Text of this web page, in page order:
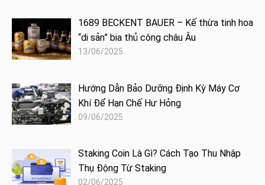
1689 BECKENT BAUER – Kế thừa tinh hoa
“di sản” bia thủ công châu Âu
13/06/2025
Hướng Dẫn Bảo Dưỡng Định Kỳ Máy Cơ
Khí Để Hạn Chế Hư Hỏng
09/06/2025
Staking Coin Là Gì? Cách Tạo Thu Nhập
Thụ Động Từ Staking
02/06/2025